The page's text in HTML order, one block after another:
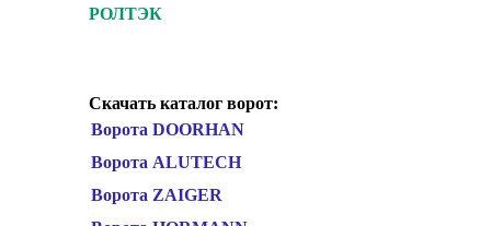
РОЛТЭК
Скачать каталог ворот:
Ворота DOORHAN
Ворота ALUTECH
Ворота ZAIGER